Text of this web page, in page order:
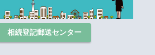
相続登記郵送センター